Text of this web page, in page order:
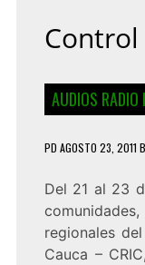
AUDIOS RADIO
PD AGOSTO 23, 2011
Del 21 al 23
regionales
Cauca –